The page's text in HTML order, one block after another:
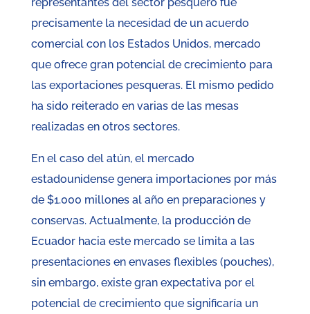
representantes del sector pesquero fue
precisamente la necesidad de un acuerdo
comercial con los Estados Unidos, mercado
que ofrece gran potencial de crecimiento para
las exportaciones pesqueras. El mismo pedido
ha sido reiterado en varias de las mesas
realizadas en otros sectores.
En el caso del atún, el mercado
estadounidense genera importaciones por más
de $1.000 millones al año en preparaciones y
conservas. Actualmente, la producción de
Ecuador hacia este mercado se limita a las
presentaciones en envases flexibles (pouches),
sin embargo, existe gran expectativa por el
potencial de crecimiento que significaría un